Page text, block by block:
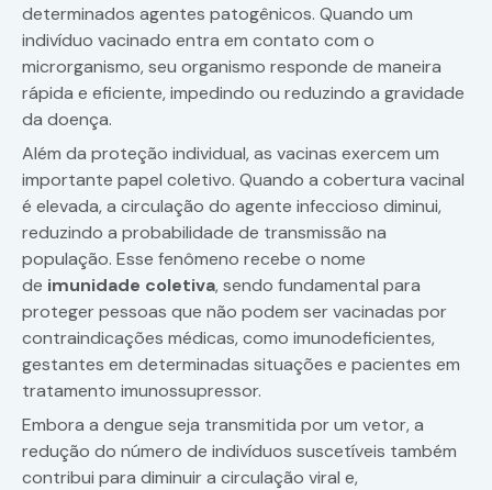
determinados agentes patogênicos. Quando um
indivíduo vacinado entra em contato com o
microrganismo, seu organismo responde de maneira
rápida e eficiente, impedindo ou reduzindo a gravidade
da doença.
Além da proteção individual, as vacinas exercem um
importante papel coletivo. Quando a cobertura vacinal
é elevada, a circulação do agente infeccioso diminui,
reduzindo a probabilidade de transmissão na
população. Esse fenômeno recebe o nome
de imunidade coletiva, sendo fundamental para
proteger pessoas que não podem ser vacinadas por
contraindicações médicas, como imunodeficientes,
gestantes em determinadas situações e pacientes em
tratamento imunossupressor.
Embora a dengue seja transmitida por um vetor, a
redução do número de indivíduos suscetíveis também
contribui para diminuir a circulação viral e,